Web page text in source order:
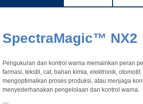
SpectraMagic™ NX2
Pengukuran dan kontrol warna memainkan peran
farmasi, tekstil, cat, bahan kimia, elektronik,
mengoptimalkan proses produksi, atau menjaga
menyederhanakan pengelolaan dan kontrol warna.